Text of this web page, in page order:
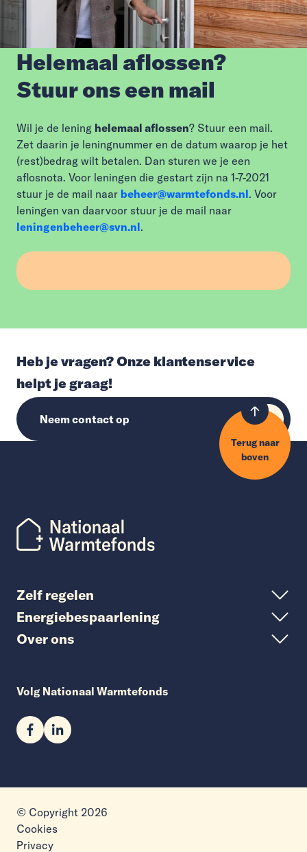
Helemaal aflossen?
Stuur ons een mail
Wil je de lening helemaal aflossen? Stuur een mail.
Zet daarin je leningnummer en de datum waarop je het
(rest)bedrag wilt betalen. Dan sturen we je een
aflosnota. Voor leningen die gestart zijn na 1-7-2021
stuur je de mail naar beheer@warmtefonds.nl. Voor
leningen van daarvoor stuur je de mail naar
leningenbeheer@svn.nl.
Heb je vragen? Onze klantenservice
helpt je graag!
Neem contact op
Terug naar
boven
Zelf regelen
Energiebespaarlening
Over ons
Volg Nationaal Warmtefonds
© Copyright 2026
Cookies
Privacy